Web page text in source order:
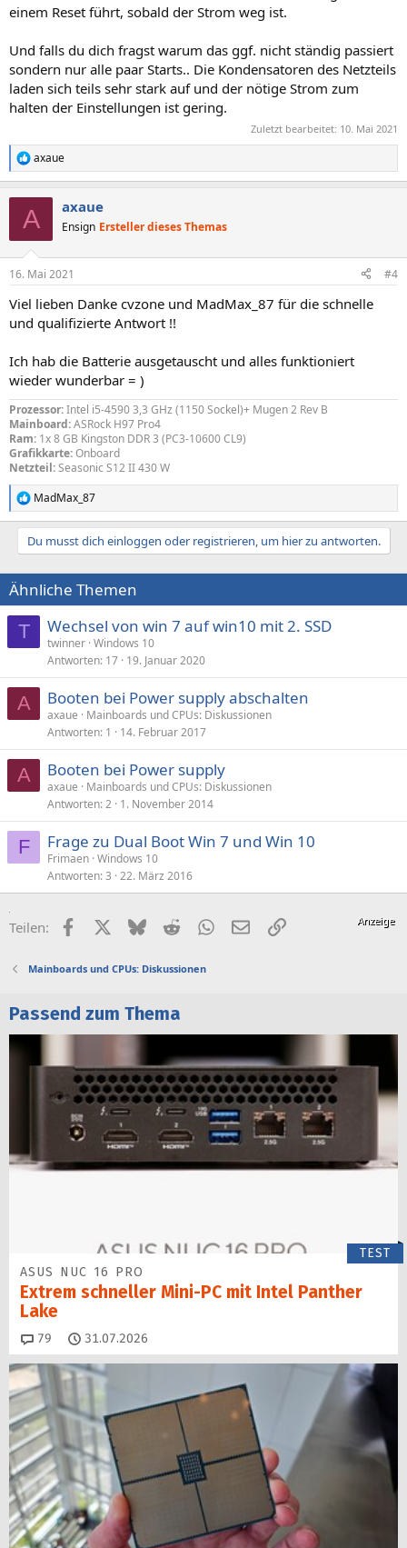
einem Reset führt, sobald der Strom weg ist.
Und falls du dich fragst warum das ggf. nicht ständig passiert
sondern nur alle paar Starts.. Die Kondensatoren des Netzteils
laden sich teils sehr stark auf und der nötige Strom zum
halten der Einstellungen ist gering.
Zuletzt bearbeitet: 10. Mai 2021
R
e
e
:
axaue
A axaue
Ensign Ersteller dieses Themas
16. Mai 2021 #4
Viel lieben Danke cvzone und MadMax_87 für die schnelle
und qualifizierte Antwort !!
Ich hab die Batterie ausgetauscht und alles funktioniert
wieder wunderbar = )
Prozessor:Intel i5-4590 3,3 GHz (1150 Sockel)+ Mugen 2 Rev B
Mainboard:ASRock H97 Pro4
Ram: 1x 8 GB Kingston DDR 3 (PC3-10600 CL9)
Grafikkarte:Onboard
Netzteil:Seasonic S12 II 430 W
R
e
a
i
o
n
e
:
MadMax_87
Du musst dich einloggen oder registrieren, um hier zu antworten.
Ähnliche Themen
T Wechsel von win 7 auf win10 mit 2. SSD
twinner Windows 10
Antworten 17 19. Januar 2020
A Booten bei Power supply abschalten
axaue
Mainboards und CPUs: Diskussionen
Antworten 1 14. Februar 2017
A Booten bei Power supply
axaue
Mainboards und CPUs: Diskussionen
Antworten 2 1. November 2014
F Frage zu Dual Boot Win 7 und Win 10
Frimaen Windows 10
Antworten 3 22. März 2016
Teilen: FacebookX (Twitter)
BlueskyRedditWhatsApp
E-MailLink
Mainboards und CPUs: Diskussionen
Passend zum Thema
TEST
ASUS NUC 16 PRO
Extrem schneller Mini-PC mit Intel Panther
Lake
79 Kommentare
31.07.2026